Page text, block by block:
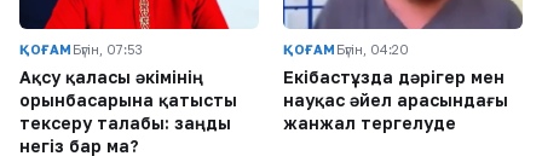
ҚОҒАМ Бүгін, 07:53
Ақсу қаласы әкімінің
орынбасарына қатысты
тексеру талабы: заңды
негіз бар ма?
ҚОҒАМ Бүгін, 04:20
Екібастұзда дәрігер мен
науқас әйел арасындағы
жанжал тергелуде